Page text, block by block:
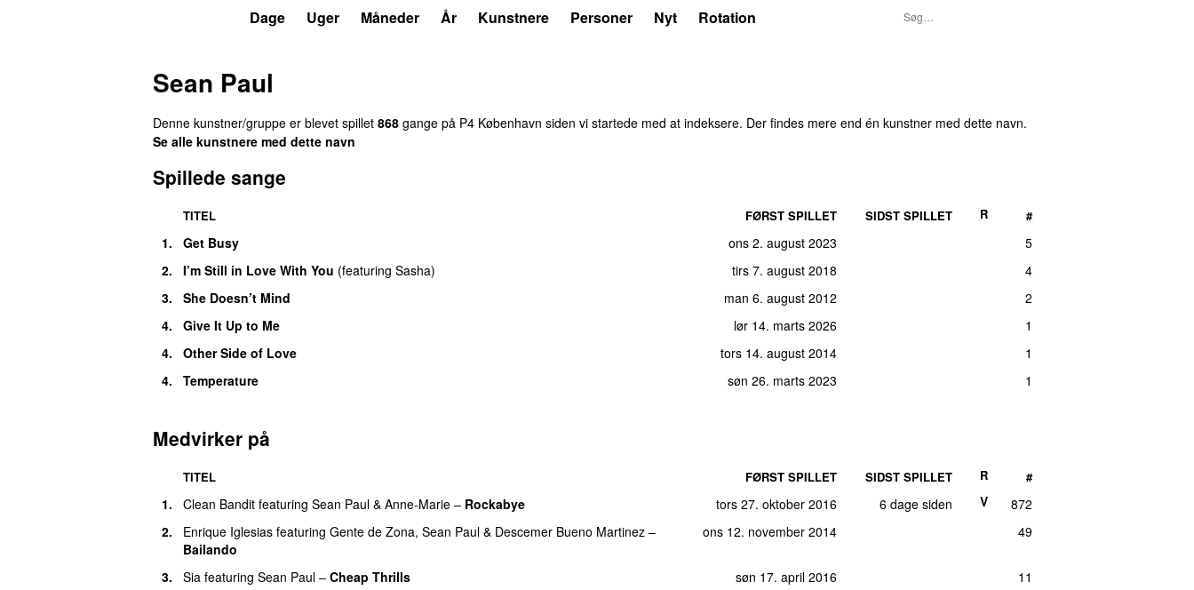
Dage Uger Måneder År Kunstnere Personer Nyt Rotation
Sean Paul
Denne kunstner/gruppe er blevet spillet 868 gange på P4 København siden vi startede med at indeksere. Der findes mere end én kunstner med dette navn.
Se alle kunstnere med dette navn
Spillede sange
TITEL FØRST SPILLET SIDST SPILLET R #
1. Get Busy ons 2. august 2023
5
2.
I’m Still in Love With You (featuring Sasha) tirs 7. august 2018
4
3.
She Doesn’t Mind man 6. august 2012
2
4.
Give It Up to Me lør 14. marts 2026
1
4.
Other Side of Love tors 14. august 2014
1
4.
Temperature søn 26. marts 2023 1
Medvirker på
TITEL FØRST SPILLET SIDST SPILLET R #
1. Clean Bandit featuring Sean Paul & Anne-Marie – Rockabye tors 27. oktober 2016 6 dage siden V
872
2.
Enrique Iglesias featuring Gente de Zona, Sean Paul & Descemer Bueno Martinez –
Bailando
ons 12. november 2014 49
3. Sia featuring Sean Paul – Cheap Thrills søn 17. april 2016
11